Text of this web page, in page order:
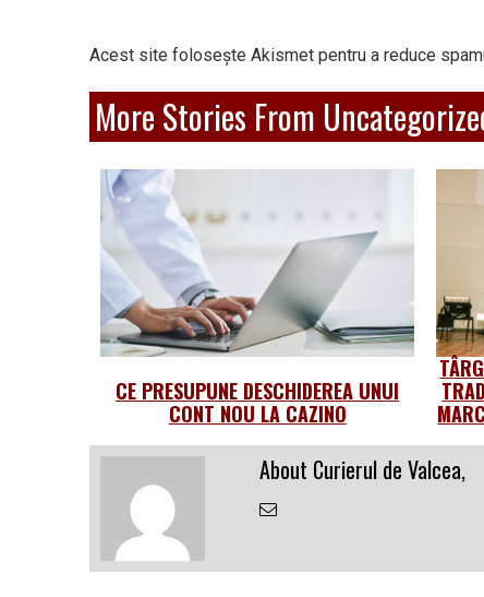
Acest site folosește Akismet pentru a reduce
More Stories From
CE PRESUPUNE DESCHIDEREA UNUI
CONT NOU LA CAZINO
About Curierul de Valcea,
Email